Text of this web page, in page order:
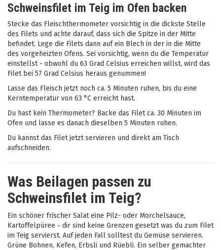
Schweinsfilet im Teig im Ofen backen
Stecke das Fleischthermometer vorsichtig in die dickste Stelle
des Filets und achte darauf, dass sich die Spitze in der Mitte
befindet. Lege die Filets dann auf ein Blech in der in die Mitte
des vorgeheizten Ofens. Sei vorsichtig, wenn du die Temperatur
einstellst - obwohl du 63 Grad Celsius erreichen willst, wird das
Filet bei 57 Grad Celsius heraus genummen!
Lasse das Fleisch jetzt noch ca. 5 Minuten ruhen, bis du eine
Kerntemperatur von 63 °C erreicht hast.
Du hast kein Thermometer? Backe das Filet ca. 30 Minuten im
Ofen und lasse es danach dieselben 5 Minuten ruhen.
Du kannst das Filet jetzt servieren und direkt am Tisch
aufschneiden.
Was Beilagen passen zu
Schweinsfilet im Teig?
Ein schöner frischer Salat eine Pilz- oder Morchelsauce,
Kartoffelpüree - dir sind keine Grenzen gesetzt was du zum Filet
im Teig servierst. Auf jeden Fall solltest du Gemüse servieren.
Grüne Bohnen, Kefen, Erbsli und Rüebli. Ein selber gemachter